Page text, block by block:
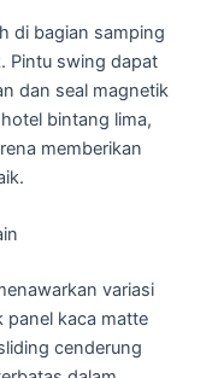
di bagian samping
Pintu swing dapat
dan seal magnetik
bintang lima,
memberikan
variasi
panel kaca matte
cenderung